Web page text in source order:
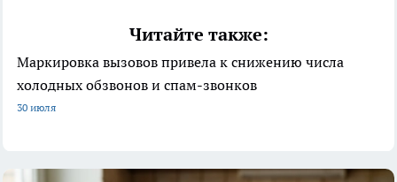
Читайте также:
Маркировка вызовов привела к снижению числа
холодных обзвонов и спам-звонков
30 июля